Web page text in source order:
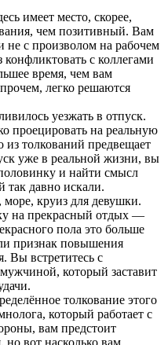
имеет место, скорее,
чем позитивный. Вам
не с произволом на рабочем
с коллегами
время, чем вам
легко решаются
уезжать в отпуск.
проецировать на реальную
толкований предвещает
уже в реальной жизни, вы
и найти смысл
так давно искали.
море, круиз для девушки.
на прекрасный отдых —
пола это больше
признак повышения
Вы встретитесь с
который заставит
толкование этого
который работает с
вам предстоит
вот насколько вам